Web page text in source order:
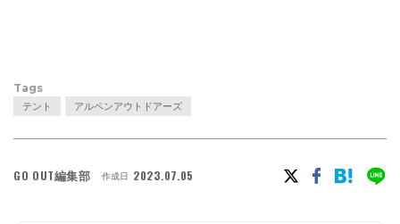
Tags
テント アルペンアウトドアーズ
GO OUT編集部 作成日 2023.07.05